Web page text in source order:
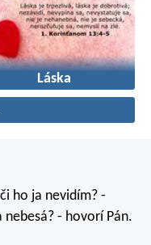
Láska
ho ja nevidím? -
- hovorí Pán.